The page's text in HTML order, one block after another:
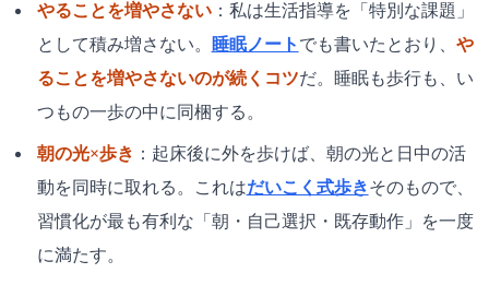
やることを増やさない：私は生活指導を「特別な課題」
として積み増さない。
睡眠ノート でも書いたとおり、 や
ることを増やさないのが続くコツだ。睡眠も歩行も、い
つもの一歩の中に同梱する。
朝の光×歩き ：起床後に外を歩けば、朝の光と日中の活
動を同時に取れる。これはだいこく式歩きそのもので、
習慣化が最も有利な「朝・自己選択・既存動作」を一度
に満たす。